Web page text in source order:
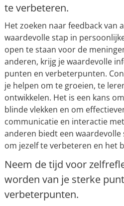
te verbeteren.
Het zoeken naar feedback van
waardevolle stap in
open te staan voor de
anderen, krijg je waardevolle
punten en verbeterpunten.
je helpen om te groeien, te
ontwikkelen. Het is een kans
blinde vlekken en om
communicatie en interactie
anderen biedt een waardevolle
om jezelf te verbeteren en het
Neem de tijd voor
worden van je sterke
verbeterpunten.